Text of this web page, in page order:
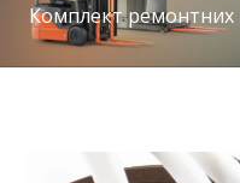
Комплект ремонтних